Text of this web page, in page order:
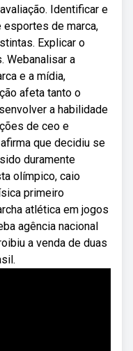
Identificar e
de marca,
Explicar o
Webanalisar a
e a mídia,
afeta tanto o
a habilidade
de ceo e
que decidiu se
duramente
olímpico, caio
primeiro
atlética em jogos
agência nacional
a venda de duas